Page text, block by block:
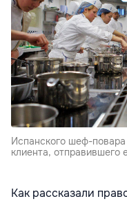
Испанского шеф-
клиента, отправившего
Как рассказали